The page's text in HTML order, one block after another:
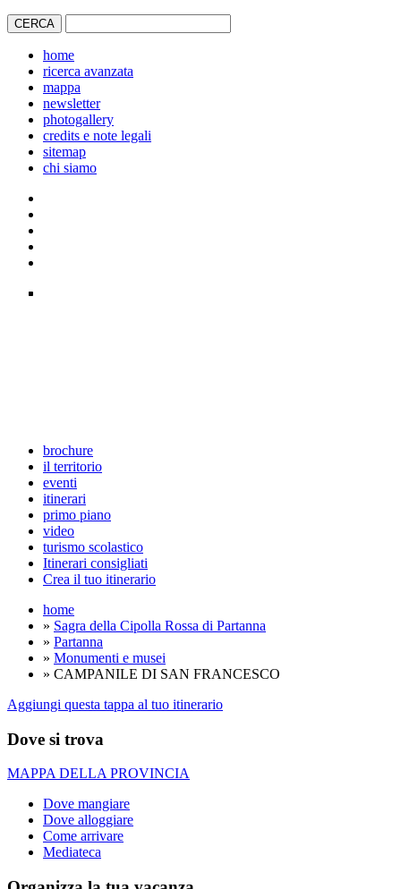
home
ricerca avanzata
mappa
newsletter
photogallery
credits e note legali
sitemap
chi siamo
brochure
il territorio
eventi
itinerari
primo piano
video
turismo scolastico
Itinerari consigliati
Crea il tuo itinerario
home
» Sagra della Cipolla Rossa di Partanna
» Partanna
» Monumenti e musei
» CAMPANILE DI SAN FRANCESCO
Aggiungi questa tappa al tuo itinerario
Dove si trova
MAPPA DELLA PROVINCIA
Dove mangiare
Dove alloggiare
Come arrivare
Mediateca